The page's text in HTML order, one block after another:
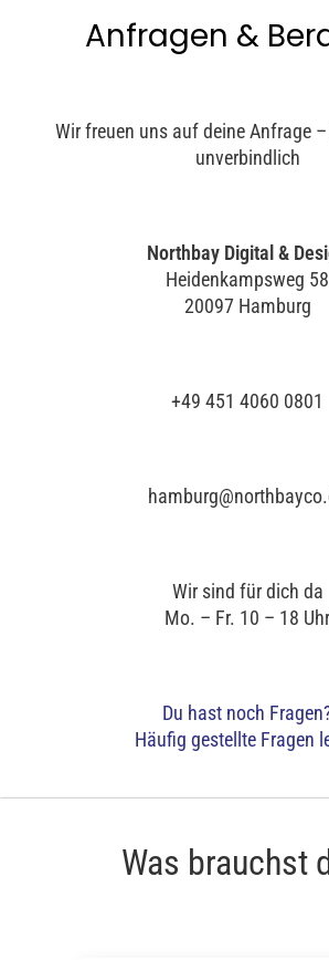
Anfragen &
Wir freuen uns auf deine Anfrage
unverbindlich
Northbay Digital &
Heidenkampsweg 58
20097 Hamburg
+49 451 4060 0801
Wir sind für dich da
Mo. – Fr. 10 – 18 Uhr
Du hast noch
Häufig gestellte Fragen
Was brauchst